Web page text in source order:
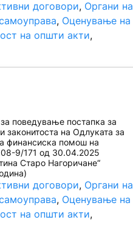
договори, Органи на
, Оценување на
на општи акти
поведување постапка за
законитоста на Одлуката за
финансиска помош на
9/171 од 30.04.2025
Старо Нагоричане“
договори, Органи на
, Оценување на
на општи акти